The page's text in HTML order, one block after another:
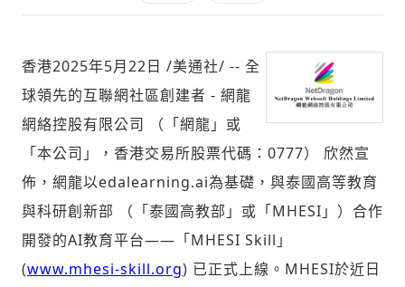
社會
人文
香港2025年5月22日 /美通社/ -- 全
球領先的互聯網社區創建者 - 網龍
網絡控股有限公司 （「網龍」或
「本公司」，香港交易所股票代碼：0777） 欣然宣
佈，網龍以edalearning.ai為基礎，與泰國高等教育
與科研創新部 （「泰國高教部」或「MHESI」）合作
開發的AI教育平台——「MHESI Skill」
(www.mhesi-skill.org) 已正式上線。MHESI於近日